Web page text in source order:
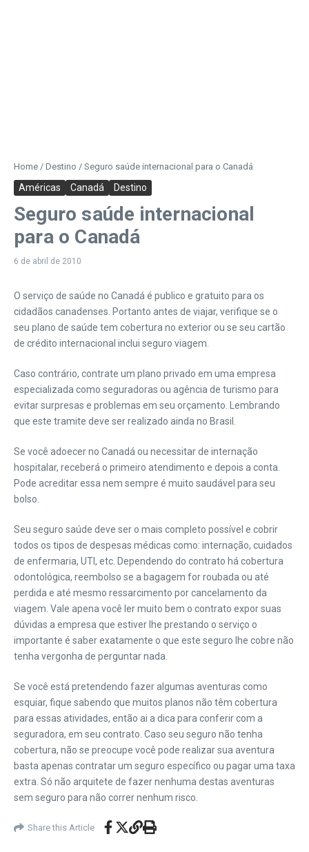
Home / Destino / Seguro saúde internacional para o Canadá
Américas Canadá Destino
Seguro saúde internacional
para o Canadá
6 de abril de 2010
O serviço de saúde no Canadá é publico e gratuito para os
cidadãos canadenses. Portanto antes de viajar, verifique se o
seu plano de saúde tem cobertura no exterior ou se seu cartão
de crédito internacional inclui seguro viagem.
Caso contrário, contrate um plano privado em uma empresa
especializada como seguradoras ou agência de turismo para
evitar surpresas e problemas em seu orçamento. Lembrando
que este tramite deve ser realizado ainda no Brasil.
Se você adoecer no Canadá ou necessitar de internação
hospitalar, receberá o primeiro atendimento e depois a conta.
Pode acreditar essa nem sempre é muito saudável para seu
bolso.
Seu seguro saúde deve ser o mais completo possível e cobrir
todos os tipos de despesas médicas como: internação, cuidados
de enfermaria, UTI, etc. Dependendo do contrato há cobertura
odontológica, reembolso se a bagagem for roubada ou até
perdida e até mesmo ressarcimento por cancelamento da
viagem. Vale apena você ler muito bem o contrato expor suas
dúvidas a empresa que estiver lhe prestando o serviço o
importante é saber exatamente o que este seguro lhe cobre não
tenha vergonha de perguntar nada.
Se você está pretendendo fazer algumas aventuras como
esquiar, fique sabendo que muitos planos não têm cobertura
para essas atividades, então ai a dica para conferir com a
seguradora, em seu contrato. Caso seu seguro não tenha
cobertura, não se preocupe você pode realizar sua aventura
basta apenas contratar um seguro específico ou pagar uma taxa
extra. Só não arquitete de fazer nenhuma destas aventuras
sem seguro para não correr nenhum risco.
Share this Article